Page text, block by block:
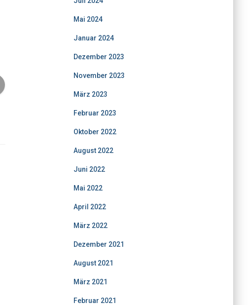
Mai 2024
Januar 2024
Dezember 2023
November 2023
März 2023
Februar 2023
Oktober 2022
August 2022
Juni 2022
Mai 2022
April 2022
März 2022
Dezember 2021
August 2021
März 2021
Februar 2021